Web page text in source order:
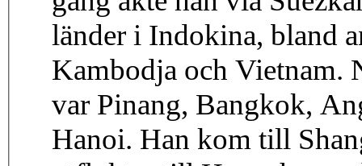
länder i Indokina, bland
Kambodja och Vietnam.
var Pinang, Bangkok,
Hanoi. Han kom till